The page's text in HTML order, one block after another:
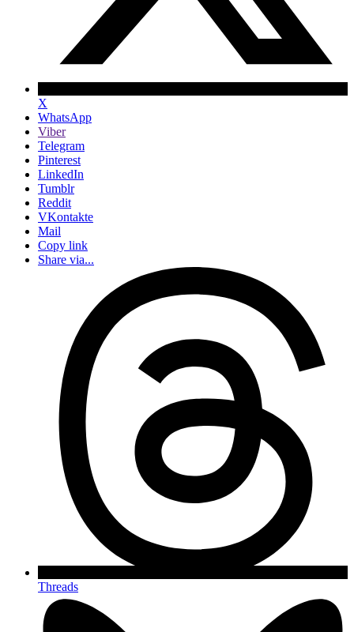
X
WhatsApp
Viber
Telegram
Pinterest
LinkedIn
Tumblr
Reddit
VKontakte
Mail
Copy link
Share via...
Threads